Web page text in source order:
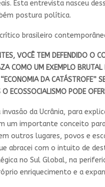
Esta entrevista nasceu
postura política.
brasileiro
VOCÊ TEM DEFENDIDO O
COMO UM EXEMPLO
DA CATÁSTROFE”
ECOSSOCIALISMO PODE
da Ucrânia, para
importante conceito
outros lugares, povos e
abracei com o intuito de
no Sul Global, na
enriquecimento e a